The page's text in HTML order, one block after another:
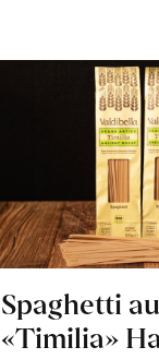
Spaghetti
«Timilia»